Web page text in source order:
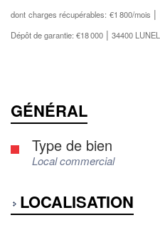
dont charges récupérables: €1 800/mois |
Dépôt de garantie: €18 000 | 34400 LUNEL
GÉNÉRAL
Type de bien
Local commercial
LOCALISATION